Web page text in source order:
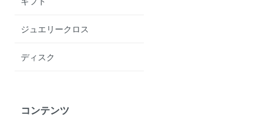
ジュエリークロス
ディスク
コンテンツ